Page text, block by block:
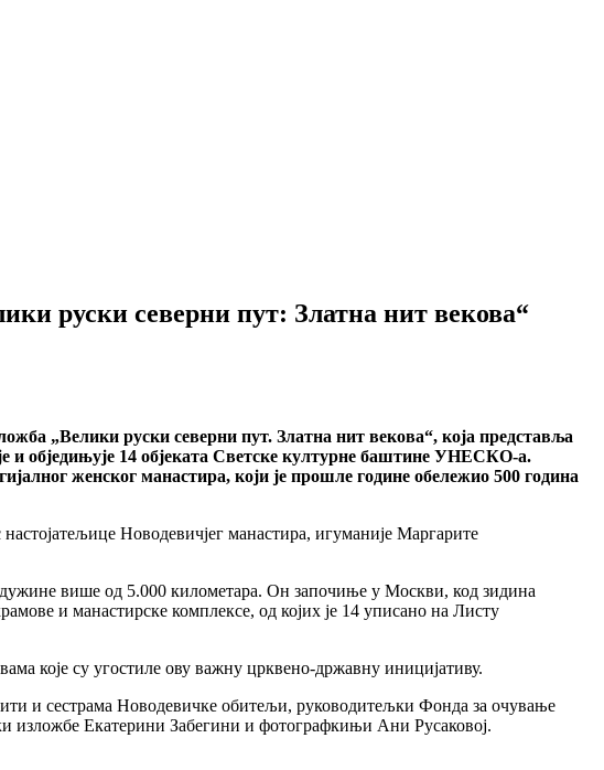
руски северни пут: Златна нит векова“
„Велики руски северни пут. Златна нит векова“, која представља
и обједињује 14 објеката Светске културне баштине УНЕСКО-а.
женског манастира, који је прошле године обележио 500 година
Новодевичјег манастира, игуманије Маргарите
више од 5.000 километара. Он започиње у Москви, код зидина
и манастирске комплексе, од којих је 14 уписано на Листу
које су угостиле ову важну црквено-државну иницијативу.
и сестрама Новодевичке обитељи, руководитељки Фонда за очување
изложбе Екатерини Забегини и фотографкињи Ани Русаковој.